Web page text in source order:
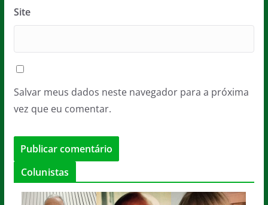
Site
Salvar meus dados neste navegador para a próxima
vez que eu comentar.
Colunistas